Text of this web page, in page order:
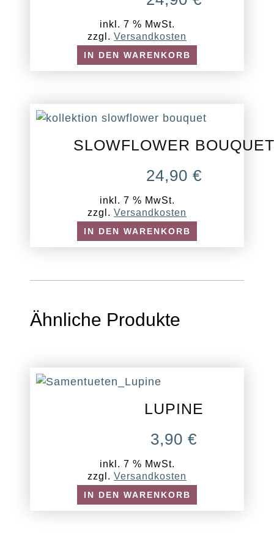
inkl. 7 % MwSt.
zzgl. Versandkosten
IN DEN WARENKORB
SLOWFLOWER BOUQUET
24,90 €
inkl. 7 % MwSt.
zzgl. Versandkosten
IN DEN WARENKORB
Ähnliche Produkte
LUPINE
3,90€
inkl. 7 % MwSt.
zzgl. Versandkosten
IN DEN WARENKORB